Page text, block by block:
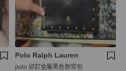
Polo Ralph Lauren
polo 卯釘金屬黑色側背包